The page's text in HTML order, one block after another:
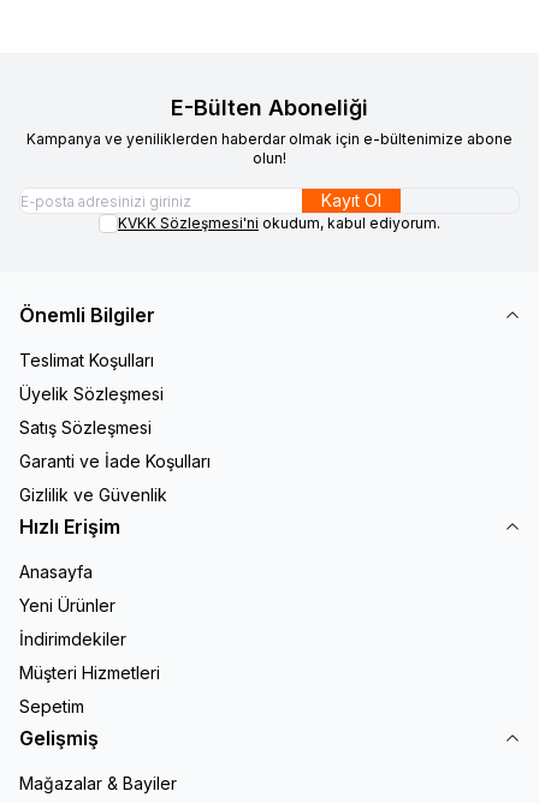
E-Bülten Aboneliği
Kampanya ve yeniliklerden haberdar olmak için e-bültenimize abone
olun!
Kayıt Ol
KVKK Sözleşmesi'ni okudum, kabul ediyorum.
Önemli Bilgiler
Teslimat Koşulları
Üyelik Sözleşmesi
Satış Sözleşmesi
Garanti ve İade Koşulları
Gizlilik ve Güvenlik
Hızlı Erişim
Anasayfa
Yeni Ürünler
İndirimdekiler
Müşteri Hizmetleri
Sepetim
Gelişmiş
Mağazalar & Bayiler